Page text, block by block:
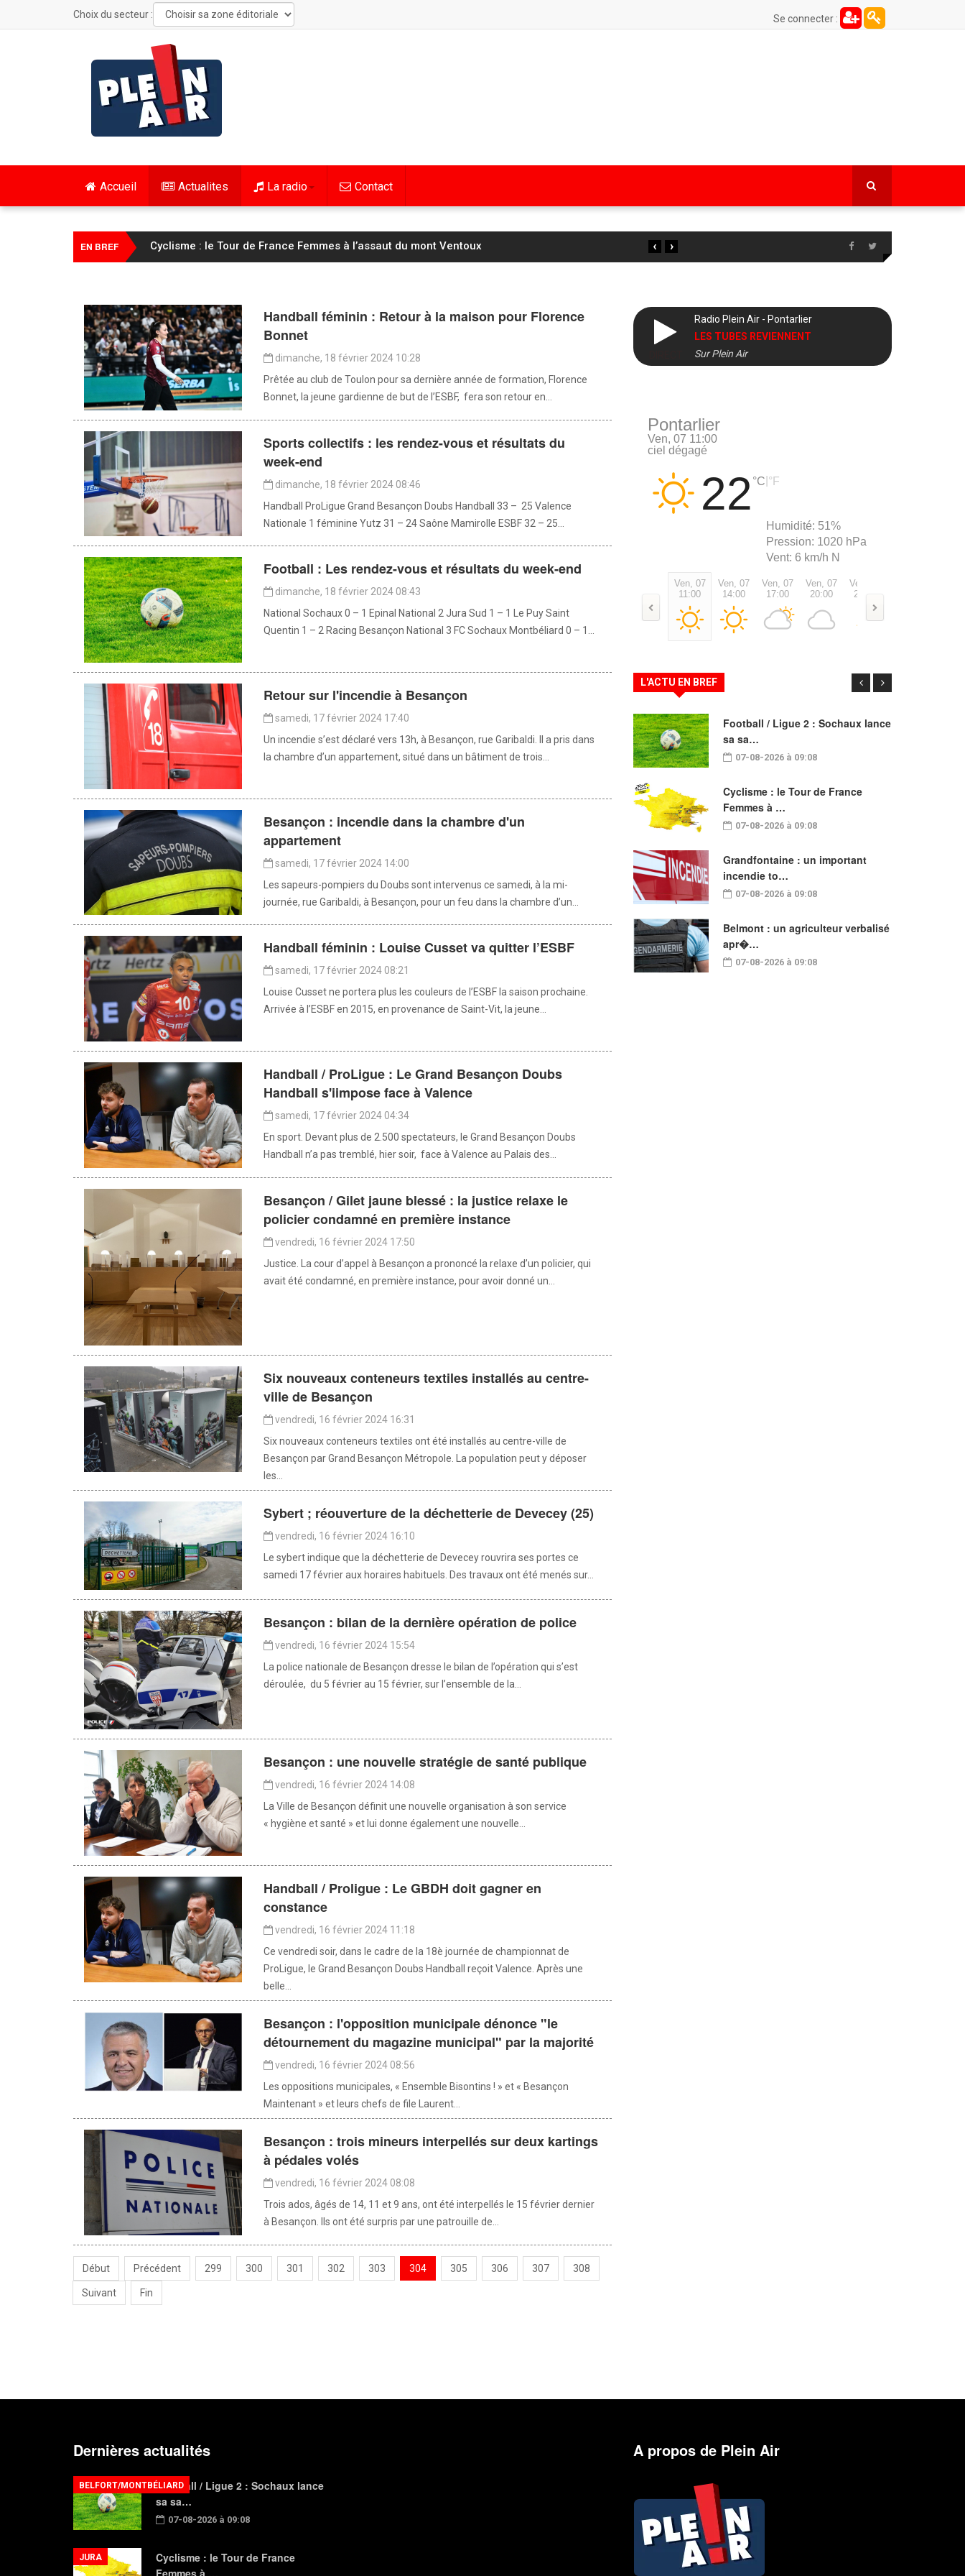
Choix du secteur : Se connecter :
Accueil Actualites La radio Contact
EN BREF Cyclisme : le Tour de France Femmes à l’assaut du mont Ventoux ›
‹
Handball féminin : Retour à la maison pour Florence
Bonnet
dimanche, 18 février 2024 10:28
Prêtée au club de Toulon pour sa dernière année de formation, Florence
Bonnet, la jeune gardienne de but de l’ESBF, fera son retour en...
Sports collectifs : les rendez-vous et résultats du
week-end
dimanche, 18 février 2024 08:46
Handball ProLigue Grand Besançon Doubs Handball 33 – 25 Valence
Nationale 1 féminine Yutz 31 – 24 Saône Mamirolle ESBF 32 – 25...
Football : Les rendez-vous et résultats du week-end
dimanche, 18 février 2024 08:43
National Sochaux 0 – 1 Epinal National 2 Jura Sud 1 – 1 Le Puy Saint
Quentin 1 – 2 Racing Besançon National 3 FC Sochaux Montbéliard 0 – 1...
Retour sur l'incendie à Besançon
samedi, 17 février 2024 17:40
Un incendie s’est déclaré vers 13h, à Besançon, rue Garibaldi. Il a pris dans
la chambre d’un appartement, situé dans un bâtiment de trois...
Besançon : incendie dans la chambre d'un
appartement
samedi, 17 février 2024 14:00
Les sapeurs-pompiers du Doubs sont intervenus ce samedi, à la mi-
journée, rue Garibaldi, à Besançon, pour un feu dans la chambre d’un...
Handball féminin : Louise Cusset va quitter l’ESBF
samedi, 17 février 2024 08:21
Louise Cusset ne portera plus les couleurs de l’ESBF la saison prochaine.
Arrivée à l’ESBF en 2015, en provenance de Saint-Vit, la jeune...
Handball / ProLigue : Le Grand Besançon Doubs
Handball s'iimpose face à Valence
samedi, 17 février 2024 04:34
En sport. Devant plus de 2.500 spectateurs, le Grand Besançon Doubs
Handball n’a pas tremblé, hier soir, face à Valence au Palais des...
Besançon / Gilet jaune blessé : la justice relaxe le
policier condamné en première instance
vendredi, 16 février 2024 17:50
Justice. La cour d’appel à Besançon a prononcé la relaxe d’un policier, qui
avait été condamné, en première instance, pour avoir donné un...
Six nouveaux conteneurs textiles installés au centre-
ville de Besançon
vendredi, 16 février 2024 16:31
Six nouveaux conteneurs textiles ont été installés au centre-ville de
Besançon par Grand Besançon Métropole. La population peut y déposer
les...
Sybert ; réouverture de la déchetterie de Devecey (25)
vendredi, 16 février 2024 16:10
Le sybert indique que la déchetterie de Devecey rouvrira ses portes ce
samedi 17 février aux horaires habituels. Des travaux ont été menés sur...
Besançon : bilan de la dernière opération de police
vendredi, 16 février 2024 15:54
La police nationale de Besançon dresse le bilan de l’opération qui s’est
déroulée, du 5 février au 15 février, sur l’ensemble de la...
Besançon : une nouvelle stratégie de santé publique
vendredi, 16 février 2024 14:08
La Ville de Besançon définit une nouvelle organisation à son service
« hygiène et santé » et lui donne également une nouvelle...
Handball / Proligue : Le GBDH doit gagner en
constance
vendredi, 16 février 2024 11:18
Ce vendredi soir, dans le cadre de la 18è journée de championnat de
ProLigue, le Grand Besançon Doubs Handball reçoit Valence. Après une
belle...
Besançon : l'opposition municipale dénonce "le
détournement du magazine municipal" par la majorité
vendredi, 16 février 2024 08:56
Les oppositions municipales, « Ensemble Bisontins ! » et « Besançon
Maintenant » et leurs chefs de file Laurent...
Besançon : trois mineurs interpellés sur deux kartings
à pédales volés
vendredi, 16 février 2024 08:08
Trois ados, âgés de 14, 11 et 9 ans, ont été interpellés le 15 février dernier
à Besançon. Ils ont été surpris par une patrouille de...
Début Précédent 299 300 301 302 303 304 305 306 307 308
Suivant Fin
Radio Plein Air - Pontarlier
LES TUBES REVIENNENT
Sur Plein Air
Pontarlier
Ven, 07 11:00
ciel dégagé
22 °C °F
Humidité: 51%
Pression: 1020 hPa
Vent: 6 km/h N
Ven, 07
11:00
Ven, 07
14:00
Ven, 07
17:00
Ven, 07
20:00
Ven, 07
23:00
L'ACTU EN BREF
Football / Ligue 2 : Sochaux lance
sa sa…
07-08-2026 à 09:08
Cyclisme : le Tour de France
Femmes à …
07-08-2026 à 09:08
Grandfontaine : un important
incendie to…
07-08-2026 à 09:08
Belmont : un agriculteur verbalisé
apr�…
07-08-2026 à 09:08
Dernières actualités
Football / Ligue 2 : Sochaux lance
sa sa…
07-08-2026 à 09:08
BELFORT/MONTBÉLIARD
Cyclisme : le Tour de France
Femmes à …
JURA
A propos de Plein Air